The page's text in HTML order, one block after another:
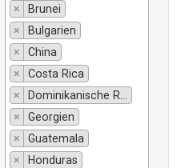
×
Brunei
×
Bulgarien
×
China
×
Costa Rica
×
Dominikanische Republik
×
Georgien
×
Guatemala
×
Honduras